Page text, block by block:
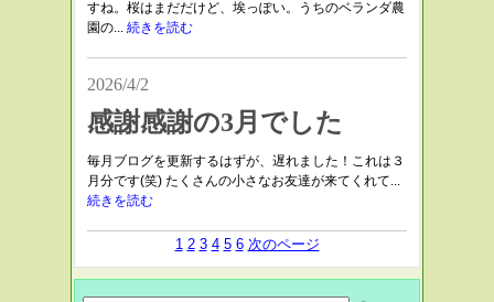
すね。桜はまだだけど、埃っぽい。うちのベランダ農
園の... 続きを読む
2026/4/2
感謝感謝の3月でした
毎月ブログを更新するはずが、遅れました！これは３
月分です(笑) たくさんの小さなお友達が来てくれて...
続きを読む
1 2 3 4 5 6 次のページ